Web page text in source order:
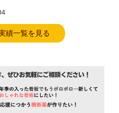
績一覧を見る